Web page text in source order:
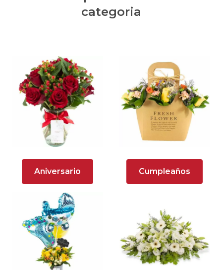
categoria
Aniversario Cumpleaños
Arreglos Florales
Arreglos florales de color rojo
Arreglos Florales de Cumpleaños
Arreglos Florales en Florero
Arreglos florales en tono blanco
Arreglos florales en tono naranja
Arreglos florales en tono verde
Arreglos Florales para Aniversario
Arreglos florales para dar agradecimiento
Arreglos Florales para Defunciones